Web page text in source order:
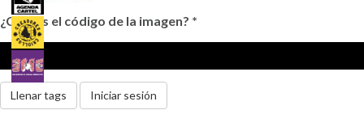
¿Cuál es el código de la imagen? *
Llenar tags Iniciar sesión